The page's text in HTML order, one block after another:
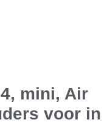
mini, Air
voor in